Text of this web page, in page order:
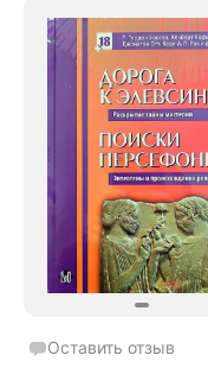
Оставить отзыв